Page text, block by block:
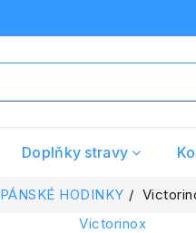
Doplňky stravy
PÁNSKÉ HODINKY
Victorinox